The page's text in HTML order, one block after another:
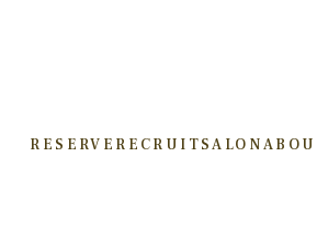
RESERVE RECRUITSALON